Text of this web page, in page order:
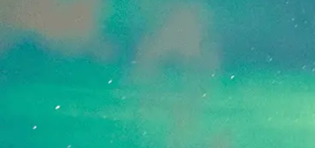
[!% if (image.url!="") { %] [!% } %]
[%article_date_notime_dot%]
[%new:New%]